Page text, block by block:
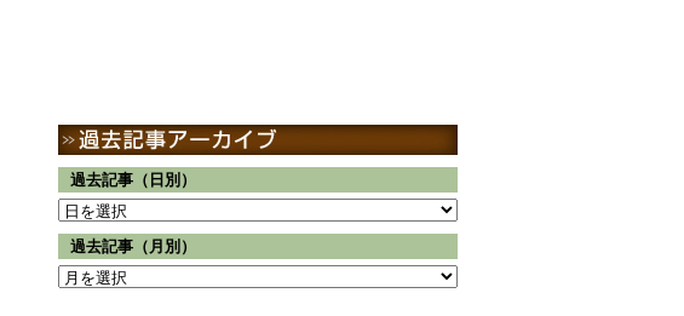
過去記事（日別）
過去記事（月別）